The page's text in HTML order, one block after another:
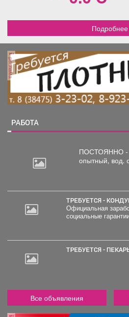
Подробнее
реклама
РАБОТА
ПОСТОЯННО -
опытный, вод.
ТРЕБУЕТСЯ -
Официальная
социальные
ТРЕБУЕТСЯ -
Все объявления